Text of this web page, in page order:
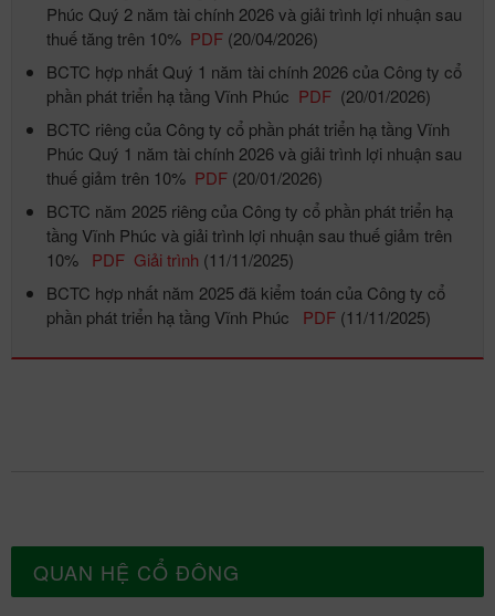
Phúc Quý 2 năm tài chính 2026 và giải trình lợi nhuận sau
thuế tăng trên 10% PDF (20/04/2026)
BCTC hợp nhất Quý 1 năm tài chính 2026 của Công ty cổ
phần phát triển hạ tầng Vĩnh Phúc PDF (20/01/2026)
BCTC riêng của Công ty cổ phần phát triển hạ tầng Vĩnh
Phúc Quý 1 năm tài chính 2026 và giải trình lợi nhuận sau
thuế giảm trên 10% PDF (20/01/2026)
BCTC năm 2025 riêng của Công ty cổ phần phát triển hạ
tầng Vĩnh Phúc và giải trình lợi nhuận sau thuế giảm trên
10%
PDF Giải trình (11/11/2025)
BCTC hợp nhất năm 2025 đã kiểm toán của Công ty cổ
phần phát triển hạ tầng Vĩnh Phúc
PDF (11/11/2025)
QUAN HỆ CỔ ĐÔNG